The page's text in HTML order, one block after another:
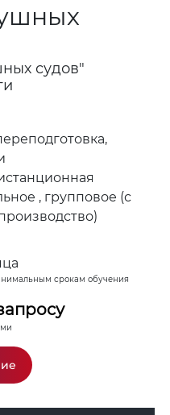
судов"
, групповое (с
срокам обучения